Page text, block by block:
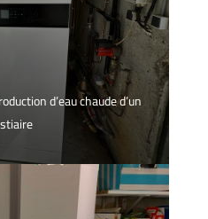
d’eau chaude d’un